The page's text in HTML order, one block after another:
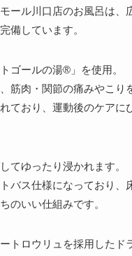
ール川口店のお風呂は、
備しています。
ゴールの湯®」を使用。
筋肉・関節の痛みやこり
ており、運動後のケアに
てゆったり浸かれます。
バス仕様になっており、
のいい仕組みです。
トロウリュを採用したド